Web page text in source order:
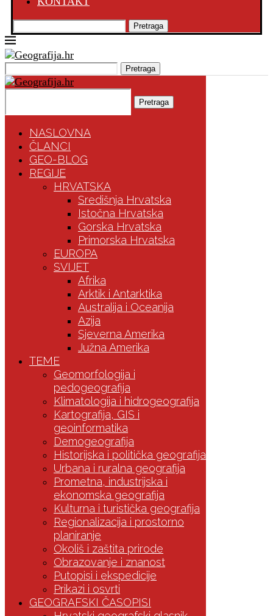
Pretraga
Pretraga
Pretraga
NASLOVNA
ČLANCI
GEO-BLOG
REGIJE
HRVATSKA
Središnja Hrvatska
Istočna Hrvatska
Gorska Hrvatska
Primorska Hrvatska
EUROPA
SVIJET
Afrika
Arktik i Antarktika
Australija i Oceanija
Azija
Sjeverna Amerika
Južna Amerika
TEME
Geomorfologija i
pedogeografija
Klimatologija i hidrogeografija
Kartografija, GIS i
geoinformatika
Demogeografija
Historijska i politička geografija
Urbana i ruralna geografija
Prometna, industrijska i
ekonomska geografija
Kulturna i turistička geografija
Regionalizacija i prostorno
planiranje
Okoliš i zaštita prirode
Obrazovanje i znanost
Putopisi i ekspedicije
Prikazi i osvrti
GEOGRAFSKI ČASOPISI